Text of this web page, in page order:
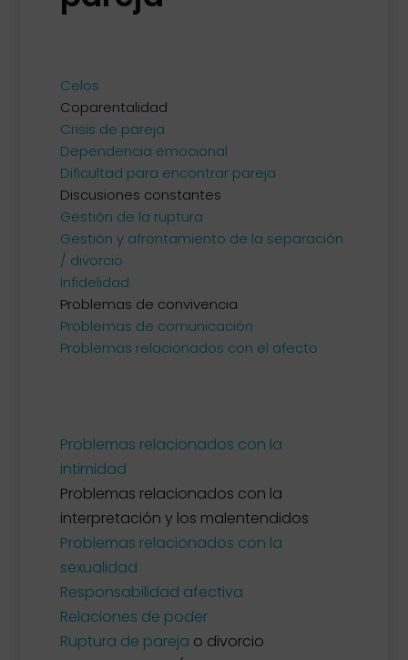
Celos
Coparentalidad
Crisis de pareja
Dependencia emocional
Dificultad para encontrar pareja
Discusiones constantes
Gestión de la ruptura
Gestión y afrontamiento de la separación
/ divorcio
Infidelidad
Problemas de convivencia
Problemas de comunicación
Problemas relacionados con el afecto
Problemas relacionados con la
intimidad
Problemas relacionados con la
interpretación y los malentendidos
Problemas relacionados con la
sexualidad
Responsabilidad afectiva
Relaciones de poder
Ruptura de pareja o divorcio